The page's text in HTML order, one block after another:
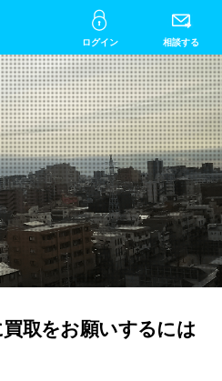
ログイン 相談する
取をお願いするには